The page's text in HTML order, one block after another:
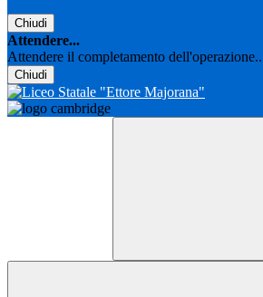
Chiudi
Attendere...
Attendere il completamento
Chiudi